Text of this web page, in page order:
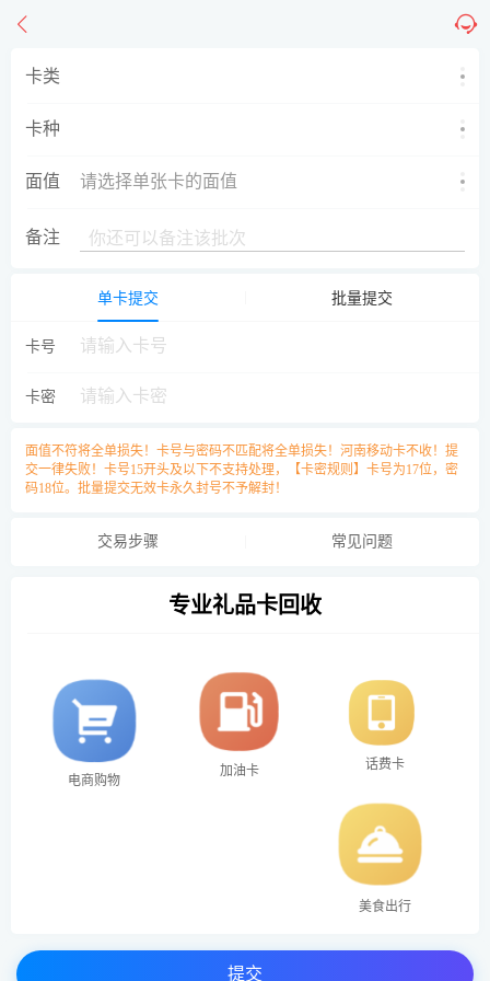
卡类
卡种
面值 请选择单张卡的面值
备注
单卡提交 批量提交
卡号
卡密
面值不符将全单损失！卡号与密码不匹配将全单损失！河南移动卡不收！提
交一律失败！卡号15开头及以下不支持处理，【卡密规则】卡号为17位，密
码18位。批量提交无效卡永久封号不予解封！
交易步骤 常见问题
提交
专业礼品卡回收
电商购物
加油卡 话费卡
美食出行